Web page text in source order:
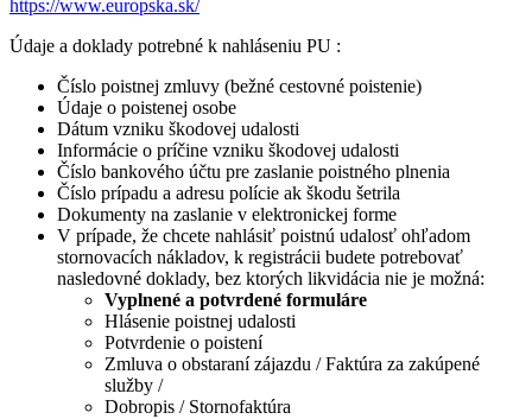
https://www.europska.sk/
Údaje a doklady potrebné k nahláseniu PU :
Číslo poistnej zmluvy (bežné cestovné poistenie)
Údaje o poistenej osobe
Dátum vzniku škodovej udalosti
Informácie o príčine vzniku škodovej udalosti
Číslo bankového účtu pre zaslanie poistného plnenia
Číslo prípadu a adresu polície ak škodu šetrila
Dokumenty na zaslanie v elektronickej forme
V prípade, že chcete nahlásiť poistnú udalosť ohľadom
stornovacích nákladov, k registrácii budete potrebovať
nasledovné doklady, bez ktorých likvidácia nie je možná:
Vyplnené a potvrdené formuláre
Hlásenie poistnej udalosti
Potvrdenie o poistení
Zmluva o obstaraní zájazdu / Faktúra za zakúpené
služby /
Dobropis / Stornofaktúra